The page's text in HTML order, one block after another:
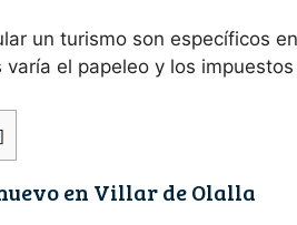
un turismo son específicos
el papeleo y los
]
en Villar de Olalla